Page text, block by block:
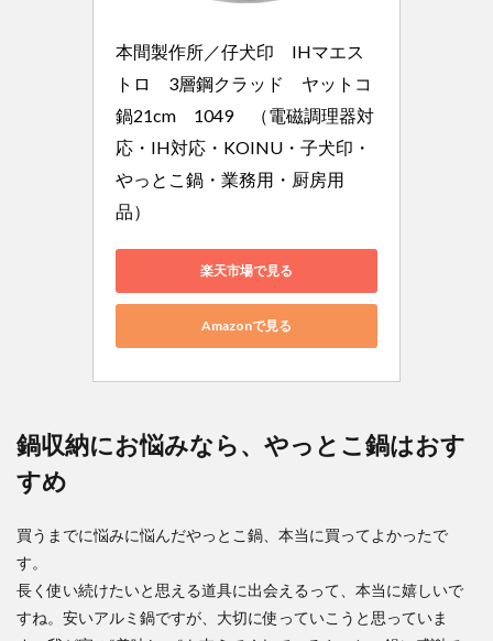
本間製作所／仔犬印　IHマエス
トロ　3層鋼クラッド　ヤットコ
鍋21cm　1049　（電磁調理器対
応・IH対応・KOINU・子犬印・
やっとこ鍋・業務用・厨房用
品）
楽天市場で見る
Amazonで見る
鍋収納にお悩みなら、やっとこ鍋はおす
すめ
買うまでに悩みに悩んだやっとこ鍋、本当に買ってよかったで
す。
長く使い続けたいと思える道具に出会えるって、本当に嬉しいで
すね。安いアルミ鍋ですが、大切に使っていこうと思っていま